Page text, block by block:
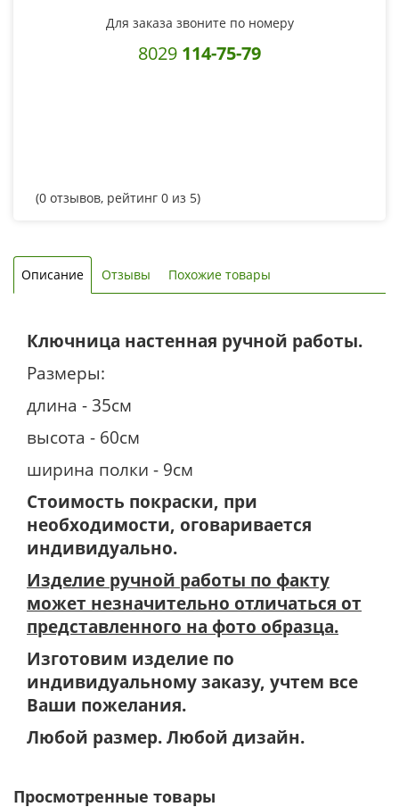
Для заказа звоните по номеру
8029 114-75-79
(0 отзывов, рейтинг 0 из 5)
Описание Отзывы Похожие товары
Ключница настенная ручной работы.
Размеры:
длина - 35см
высота - 60см
ширина полки - 9см
Стоимость покраски, при
необходимости, оговаривается
индивидуально.
Изделие ручной работы по факту
может незначительно отличаться от
представленного на фото образца.
Изготовим изделие по
индивидуальному заказу, учтем все
Ваши пожелания.
Любой размер. Любой дизайн.
Просмотренные товары